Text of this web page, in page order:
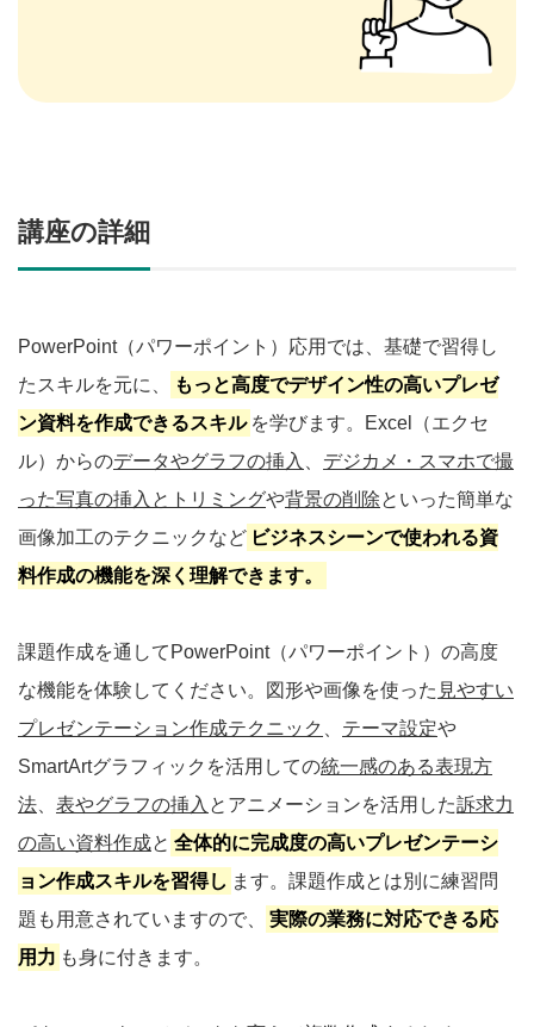
講座の詳細
PowerPoint（パワーポイント）応用では、基礎で習得し
たスキルを元に、
もっと高度でデザイン性の高いプレゼ
ン資料を作成できるスキル を学びます。Excel（エクセ
ル）からのデータやグラフの挿入
デジカメ・スマホで撮
った写真の挿入とトリミングや背景の削除といった簡単な
画像加工のテクニックなど ビジネスシーンで使われる資
料作成の機能を深く理解できます。
課題作成を通してPowerPoint（パワーポイント）の高度
な機能を体験してください。図形や画像を使った 見やすい
プレゼンテーション作成テクニック
テーマ設定や
SmartArtグラフィックを活用しての統一感のある表現方
法
表やグラフの挿入 とアニメーションを活用した訴求力
の高い資料作成と 全体的に完成度の高いプレゼンテーシ
ョン作成スキルを習得し ます。課題作成とは別に練習問
題も用意されていますので、
実際の業務に対応できる応
用力 も身に付きます。